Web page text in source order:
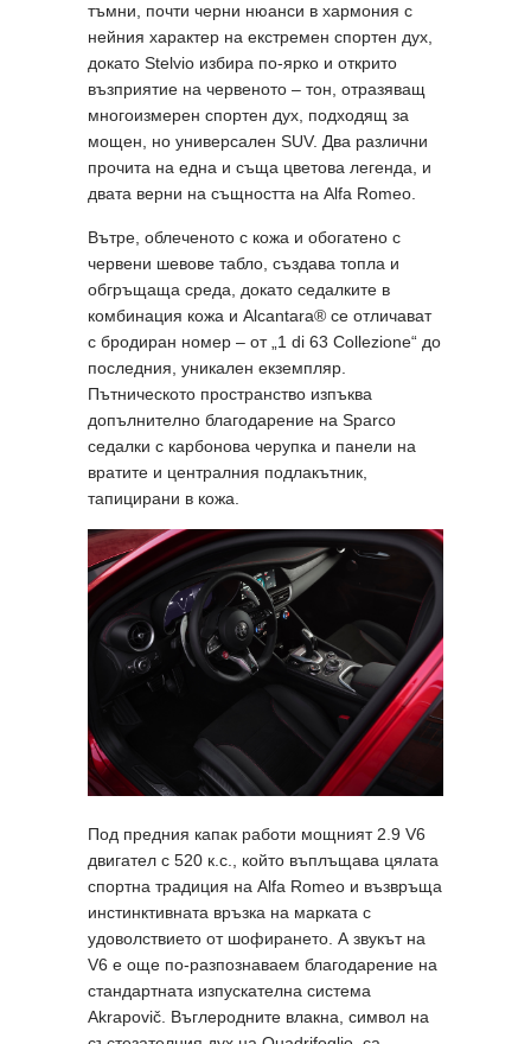
тъмни, почти черни нюанси в хармония с
нейния характер на екстремен спортен дух,
докато Stelvio избира по-ярко и открито
възприятие на червеното – тон, отразяващ
многоизмерен спортен дух, подходящ за
мощен, но универсален SUV. Два различни
прочита на една и съща цветова легенда, и
двата верни на същността на Alfa Romeo.
Вътре, облеченото с кожа и обогатено с
червени шевове табло, създава топла и
обгръщаща среда, докато седалките в
комбинация кожа и Alcantara® се отличават
с бродиран номер – от „1 di 63 Collezione“ до
последния, уникален екземпляр.
Пътническото пространство изпъква
допълнително благодарение на Sparco
седалки с карбонова черупка и панели на
вратите и централния подлакътник,
тапицирани в кожа.
Под предния капак работи мощният 2.9 V6
двигател с 520 к.с., който въплъщава цялата
спортна традиция на Alfa Romeo и възвръща
инстинктивната връзка на марката с
удоволствието от шофирането. А звукът на
V6 е още по-разпознаваем благодарение на
стандартната изпускателна система
Akrapovič. Въглеродните влакна, символ на